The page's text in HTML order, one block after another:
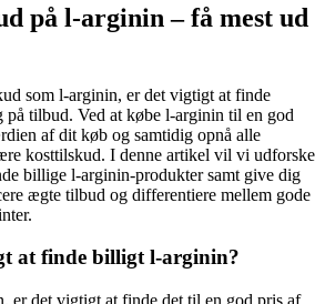
på l-arginin – få mest ud
som l-arginin, er det vigtigt at finde
på tilbud. Ved at købe l-arginin til en god
af dit køb og samtidig opnå alle
kosttilskud. I denne artikel vil vi udforske
billige l-arginin-produkter samt give dig
ægte tilbud og differentiere mellem gode
at finde billigt l-arginin?
er det vigtigt at finde det til en god pris af